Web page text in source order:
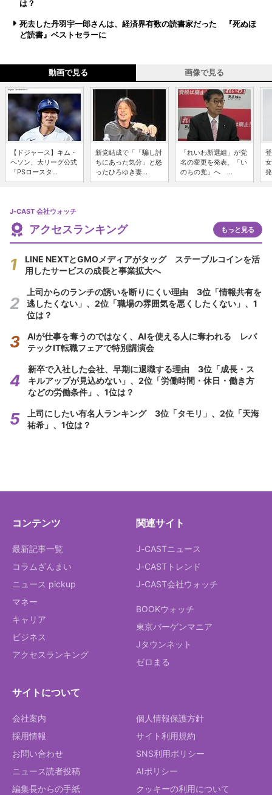
は？
死去した丹羽宇一郎さんは、経済界有数の読書家だった 『死ぬほ
ど読書』ベストセラーに
動画で見る 画像で見る
【ドジャース】キム・
ヘソン、大リーグ公式
「PSロースタ...
新党結成で「「騙し討
ちにあった気分」と怒
ったひろゆき妻...
「れいわ新選組」が党
名の変更を発表、「い
のちの党」へ ...
J-CAST 会社ウォッチ
アクセスランキング もっと見る
LINE NEXTとGMOメディアがタッグ ステーブルコインを活
用したサービスの成長と事業拡大へ
上司からのランチの誘いを断りにくい理由 3位「情報共有を
逃したくない」、2位「職場の雰囲気を悪くしたくない」、1
位は？
AIが仕事を奪うのではなく、AIを使える人に奪われる レバ
テックIT転職フェアで特別講演会
新卒で入社した会社、早期に退職する理由 3位「成長・ス
キルアップが見込めない」、2位「労働時間・休日・働き方
などの労働条件」、1位は？
上司にしたい有名人ランキング 3位「タモリ」、2位「天海
祐希」、1位は？
コンテンツ
最新記事一覧
コラムざんまい
ニュース pickup
マネー
キャリア
ビジネス
アクセスランキング
関連サイト
J-CASTニュース
J-CASTトレンド
J-CAST会社ウォッチ
BOOKウォッチ
東京バーゲンマニア
Jタウンネット
ゼロまる
サイトについて
会社案内
採用情報
お問い合わせ
ニュース読者投稿
編集長からの手紙
個人情報保護方針
サイト利用規約
SNS利用ポリシー
AIポリシー
クッキーの利用について